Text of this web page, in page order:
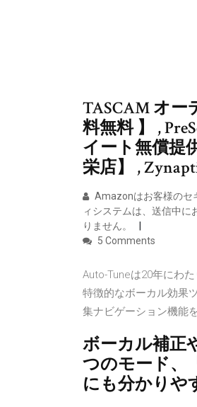
TASCAM オ
料無料 】 ,
イート無償提
栄店】 ,
Amazonはお客様のセ
ィシステムは、送信中
りません。
5 Comments
Auto-Tuneは20年にわ
特徴的なボーカル効果
集ナビゲーション機能
ボーカル補正
つのモード、
にも分かりや